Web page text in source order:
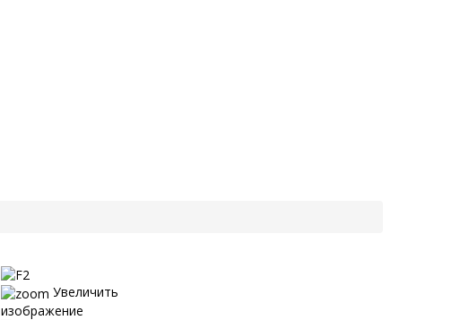
Увеличить
изображение